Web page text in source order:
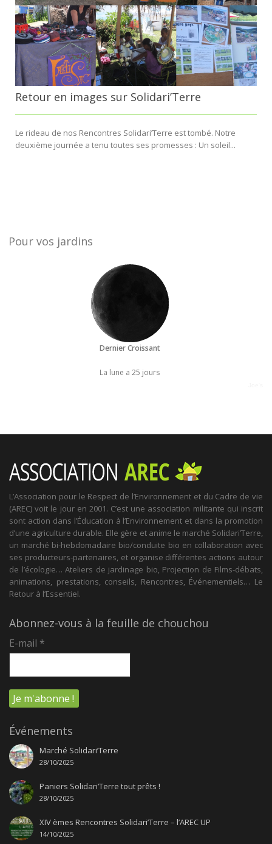
Retour en images sur Solidari’Terre
Le rideau de nos Rencontres Solidari’Terre est tombé. Notre
deuxième journée a tenu toutes ses promesses : Un soleil...
Pour vos jardins
Dernier Croissant
La lune a 25 jours
L’Association pour le Respect de l’Environnement et du Cadre de vie
(AREC) voit le jour en 2001. C’est une association militante qui inscrit
sont action dans l’Éducation à l’Environnement et dans la promotion
d’une agriculture durable. Elle gère et anime le marché Solidari’Terre,
un marché bi-hebdomadaire bio/conduite bio en collaboration avec
ses producteurs-partenaires, et organise différentes actions autour
de l’écologie… Ateliers de jardinage bio, Projection de Films-débats,
animations, prestations, conseils, Rencontres, Événementiels… Le
Retour à l’Essentiel.
Abonnez-vous à la feuille de chouchou
E-mail *
Événements
Marché Solidari’Terre
28/10/2025
Paniers Solidari’Terre tout prêts !
28/10/2025
XIV èmes Rencontres Solidari’Terre – l’AREC UP
14/10/2025